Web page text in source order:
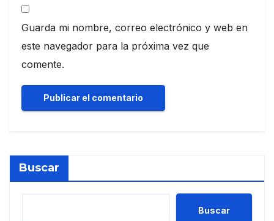
Guarda mi nombre, correo electrónico y web en
este navegador para la próxima vez que
comente.
Buscar
Buscar